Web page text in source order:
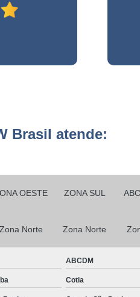
Serviços de
Serviços de
manutenção
predial
Serviços de
monitoramento
Brasil atende:
OESTE ZONA SUL
Zona Norte Zona Norte
ABCDM
Cotia